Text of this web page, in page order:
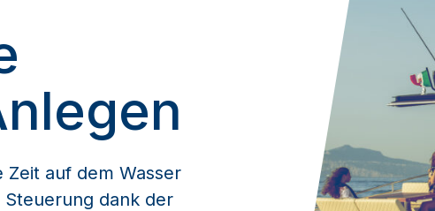
auf dem Wasser
dank der